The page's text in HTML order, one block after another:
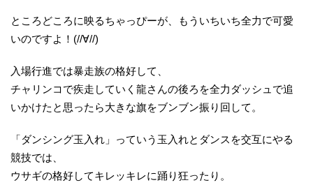
ところどころに映るちゃっぴーが、もういちいち全力で可愛
いのですよ！(//∀//)
入場行進では暴走族の格好して、
チャリンコで疾走していく龍さんの後ろを全力ダッシュで追
いかけたと思ったら大きな旗をブンブン振り回して。
「ダンシング玉入れ」っていう玉入れとダンスを交互にやる
競技では、
ウサギの格好してキレッキレに踊り狂ったり。